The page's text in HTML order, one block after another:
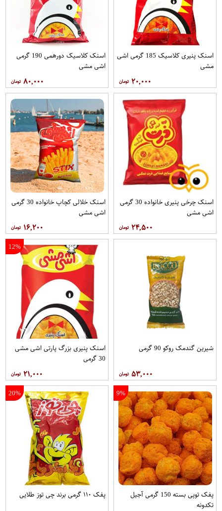
اسنک پنیری کلاسیک 185 گرمی اشی
مشی
۲۰,۰۰۰
اسنک کلاسیک دورهمی 190 گرمی
اشی مشی
۸۰,۰۰۰
اسنک چرخی پنیری خانواده 30 گرمی
اشی مشی
۲۴,۵۰۰
اسنک خلالی کچاپ خانواده 30 گرمی
اشی مشی
۱۶,۲۰۰
شیرین گندمک روکو 90 گرمی
۵۳,۰۰۰
12%
اسنک پنیری بزرگ پارتی اشی مشی
30 گرمی
۲۱,۰۰۰
9%
پفک توپی بسته 150 گرمی آجیل
تکدونه
20%
پفک ۱۱۰ گرمی برند چی توز طلایی